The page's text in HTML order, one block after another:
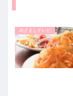
めざましテレビ